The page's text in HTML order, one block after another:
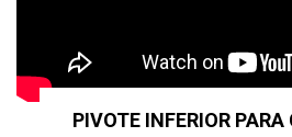
PIVOTE INFERIOR